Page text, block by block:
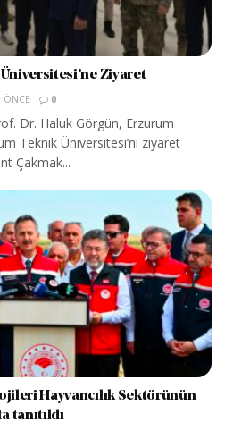
Ziyaret
ÖNCE 0
Dr. Haluk Görgün, Erzurum
Teknik Üniversitesi’ni ziyaret
Çakmak...
Hayvancılık Sektörünün
tanıtıldı